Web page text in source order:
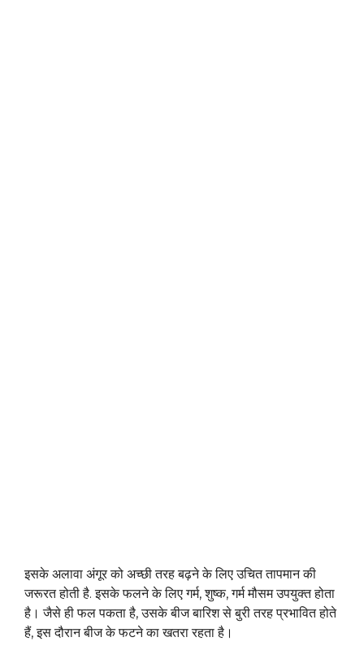
इसके अलावा अंगूर को अच्छी तरह बढ़ने के लिए उचित तापमान की
जरूरत होती है. इसके फलने के लिए गर्म, शुष्क, गर्म मौसम उपयुक्त होता
है। जैसे ही फल पकता है, उसके बीज बारिश से बुरी तरह प्रभावित होते
हैं, इस दौरान बीज के फटने का खतरा रहता है।